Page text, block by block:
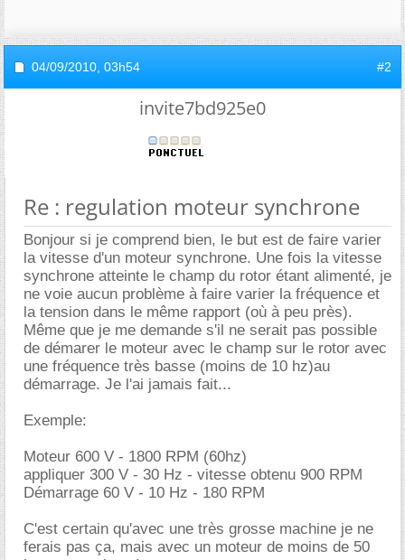
04/09/2010, 03h54 #2
invite7bd925e0
Re : regulation moteur synchrone
Bonjour si je comprend bien, le but est de faire varier
la vitesse d'un moteur synchrone. Une fois la vitesse
synchrone atteinte le champ du rotor étant alimenté, je
ne voie aucun problème à faire varier la fréquence et
la tension dans le même rapport (où à peu près).
Même que je me demande s'il ne serait pas possible
de démarer le moteur avec le champ sur le rotor avec
une fréquence très basse (moins de 10 hz)au
démarrage. Je l'ai jamais fait...
Exemple:
Moteur 600 V - 1800 RPM (60hz)
appliquer 300 V - 30 Hz - vitesse obtenu 900 RPM
Démarrage 60 V - 10 Hz - 180 RPM
C'est certain qu'avec une très grosse machine je ne
ferais pas ça, mais avec un moteur de moins de 50